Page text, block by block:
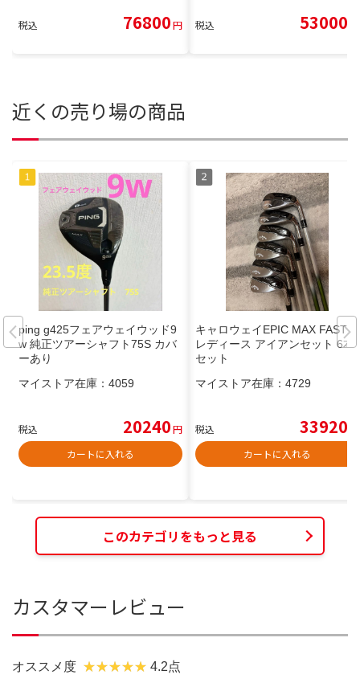
税込 76800円 税込 53000
近くの売り場の商品
ping g425フェアウェイウッド9
w 純正ツアーシャフト75S カバ
ーあり
マイストア在庫： 4059
税込 20240円
カートに入れる
キャロウェイEPIC MAX FAST
レディース アイアンセット 6本
セット
マイストア在庫： 4729
税込 33920
カートに入れる
このカテゴリをもっと見る
カスタマーレビュー
オススメ度 4.2点